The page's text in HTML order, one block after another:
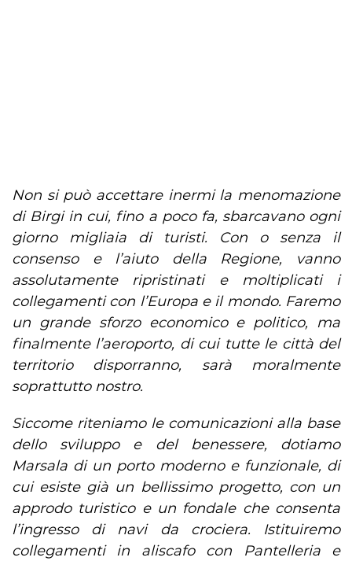
Non si può accettare inermi la menomazione
di Birgi in cui, fino a poco fa, sbarcavano ogni
giorno migliaia di turisti. Con o senza il
consenso e l’aiuto della Regione, vanno
assolutamente ripristinati e moltiplicati i
collegamenti con l’Europa e il mondo. Faremo
un grande sforzo economico e politico, ma
finalmente l’aeroporto, di cui tutte le città del
territorio disporranno, sarà moralmente
soprattutto nostro.
Siccome riteniamo le comunicazioni alla base
dello sviluppo e del benessere, dotiamo
Marsala di un porto moderno e funzionale, di
cui esiste già un bellissimo progetto, con un
approdo turistico e un fondale che consenta
l’ingresso di navi da crociera. Istituiremo
collegamenti in aliscafo con Pantelleria e